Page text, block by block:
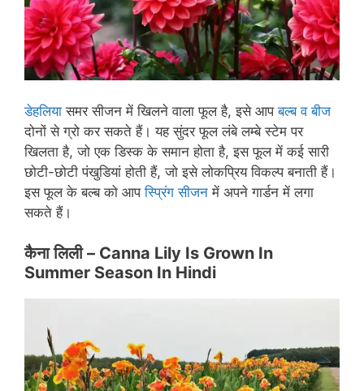
डेहलिया समर सीजन में खिलने वाला फूल है, इसे आपबल्ब व बीज
दोनों से ग्रो कर सकते हैं। यह सुंदर फूल लंबे लम्बे स्टेम पर
खिलता है, जो एक डिस्क के समान होता है, इस फूल में कई सारी
छोटी-छोटी पंखुडियां होती हैं, जो इसे लोकप्रिय विकल्प बनाती हैं।
इस फूल के बल्ब को आपस्प्रिंग सीजन में अपने गार्डन में लगा
सकते हैं।
कैना लिली – Canna Lily Is Grown In
Summer Season In Hindi